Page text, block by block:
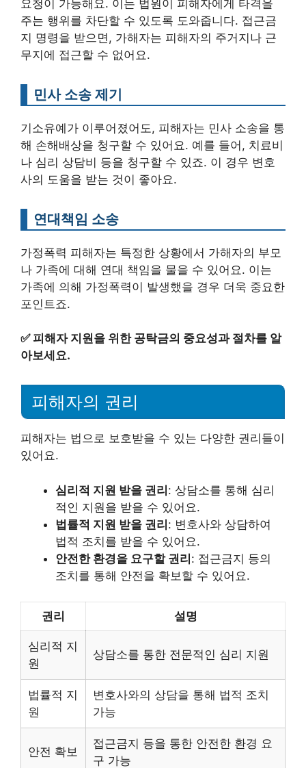
요청이 가능해요. 이는 법원이 피해자에게 타격을
주는 행위를 차단할 수 있도록 도와줍니다. 접근금
지 명령을 받으면, 가해자는 피해자의 주거지나 근
무지에 접근할 수 없어요.
민사 소송 제기
기소유예가 이루어졌어도, 피해자는 민사 소송을 통
해 손해배상을 청구할 수 있어요. 예를 들어, 치료비
나 심리 상담비 등을 청구할 수 있죠. 이 경우 변호
사의 도움을 받는 것이 좋아요.
연대책임 소송
가정폭력 피해자는 특정한 상황에서 가해자의 부모
나 가족에 대해 연대 책임을 물을 수 있어요. 이는
가족에 의해 가정폭력이 발생했을 경우 더욱 중요한
포인트죠.
✅ 피해자 지원을 위한 공탁금의 중요성과 절차를 알
아보세요.
피해자의 권리
피해자는 법으로 보호받을 수 있는 다양한 권리들이
있어요.
심리적 지원 받을 권리: 상담소를 통해 심리
적인 지원을 받을 수 있어요.
법률적 지원 받을 권리: 변호사와 상담하여
법적 조치를 받을 수 있어요.
안전한 환경을 요구할 권리: 접근금지 등의
조치를 통해 안전을 확보할 수 있어요.
권리 설명
심리적 지
원
상담소를 통한 전문적인 심리 지원
법률적 지
원
변호사와의 상담을 통해 법적 조치
가능
안전 확보
접근금지 등을 통한 안전한 환경 요
구 가능